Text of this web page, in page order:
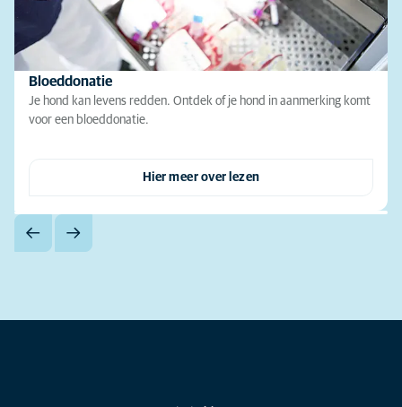
Bloeddonatie
Je hond kan levens redden. Ontdek of je hond in aanmerking komt
voor een bloeddonatie.
Hier meer over lezen